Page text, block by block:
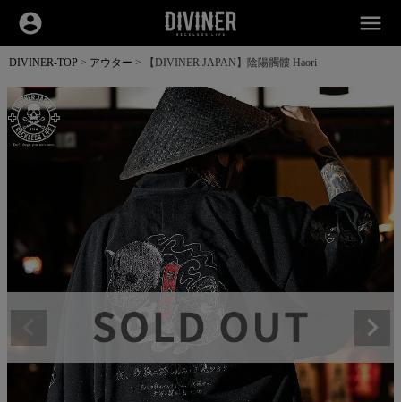
account_circle menu
DIVINER-TOP アウター 【DIVINER JAPAN】陰陽髑髏 Haori